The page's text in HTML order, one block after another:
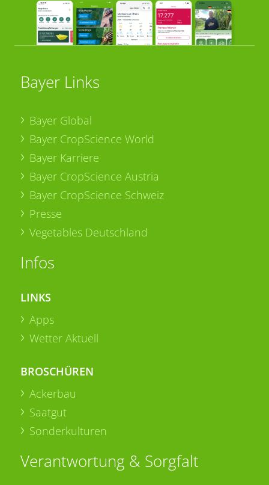
Bayer Links
Bayer Global
Bayer CropScience World
Bayer Karriere
Bayer CropScience Austria
Bayer CropScience Schweiz
Presse
Vegetables Deutschland
Infos
LINKS
Apps
Wetter Aktuell
BROSCHÜREN
Ackerbau
Saatgut
Sonderkulturen
Verantwortung & Sorgfalt